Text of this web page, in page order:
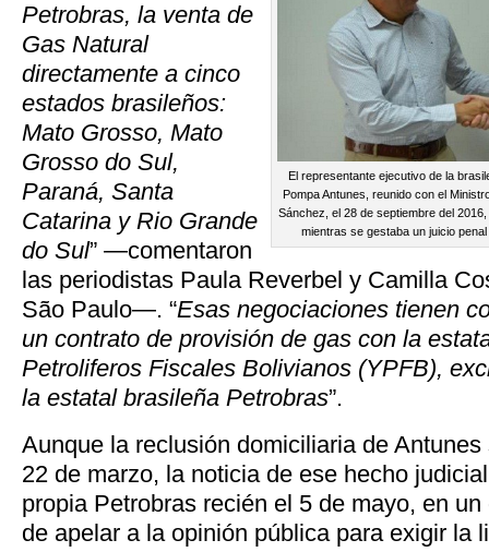
El representante ejecutivo de la
Pompa Antunes, reunido con el
Sánchez, el 28 de septiembre del
mientras se gestaba un juicio
Petrobras, la venta de
Gas Natural
directamente a cinco
estados brasileños:
Mato Grosso, Mato
Grosso do Sul,
Paraná, Santa
Catarina y Rio Grande
do Sul” —comentaron
las periodistas Paula Reverbel y Camilla
São Paulo—. “Esas negociaciones tienen
un contrato de provisión de gas con la
Petroliferos Fiscales Bolivianos (YPFB),
la estatal brasileña Petrobras”.
Aunque la reclusión domiciliaria de
22 de marzo, la noticia de ese hecho
propia Petrobras recién el 5 de mayo, en
de apelar a la opinión pública para exigir la